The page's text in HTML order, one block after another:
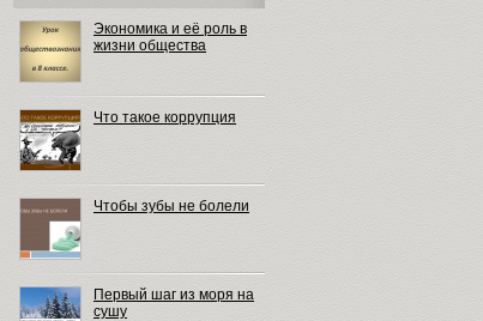
Экономика и её роль в
жизни общества
Что такое коррупция
Чтобы зубы не болели
Первый шаг из моря на
сушу